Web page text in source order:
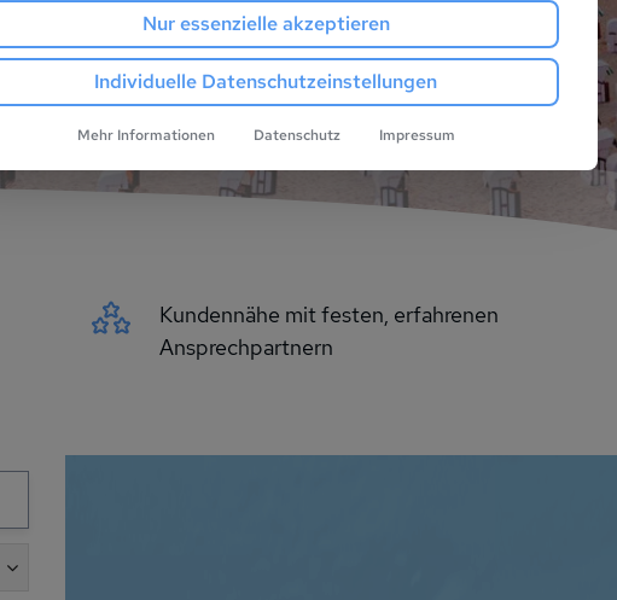
Kundennähe mit festen, erfahrenen
Ansprechpartnern
Nur essenzielle akzeptieren
Individuelle Datenschutzeinstellungen
Mehr Informationen Datenschutz Impressum